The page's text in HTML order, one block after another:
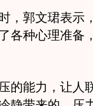
郭文珺表示
各种心理准备
能力，让人